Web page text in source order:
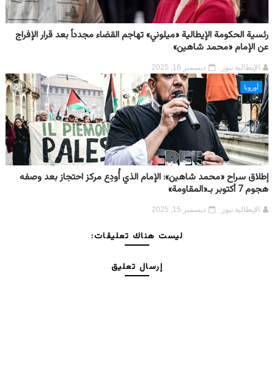
رئسية الحكومة الإيطالية «ميلوني» تهاجم القضاء مجدداً بعد قرار الإفراج
عن الإمام «محمد شاهين»
الإيطالية نيوز ديسمبر 16, 2025
أوروبا
إطلاق سراح «محمد شاهين»: الإمام الذي أُودِع مركز احتجاز بعد وصفه
هجوم 7 أكتوبر بـ«المقاومة»
الإيطالية نيوز ديسمبر 15, 2025
ليست هناك تعليقات:
إرسال تعليق